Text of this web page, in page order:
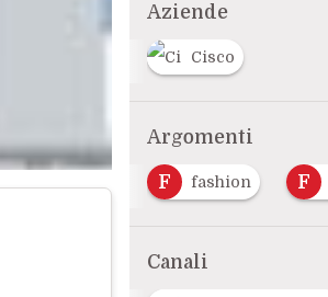
Aziende
Cisco
Argomenti
A F fashion F
Canali